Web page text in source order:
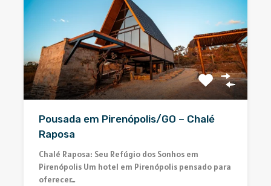
Pousada em Pirenópolis/GO – Chalé
Raposa
Chalé Raposa: Seu Refúgio dos Sonhos em
Pirenópolis Um hotel em Pirenópolis pensado para
oferecer…